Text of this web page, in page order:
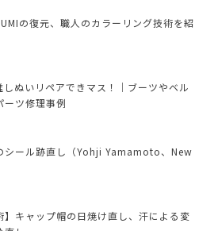
の復元、職人のカラーリング技術を紹
しぬいリペアできマス！｜ブーツやベル
ーツ修理事例
シール跡直し（Yohji Yamamoto、New
】キャップ帽の日焼け直し、汗による変